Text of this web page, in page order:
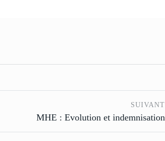
SUIVANT
MHE : Evolution et indemnisation